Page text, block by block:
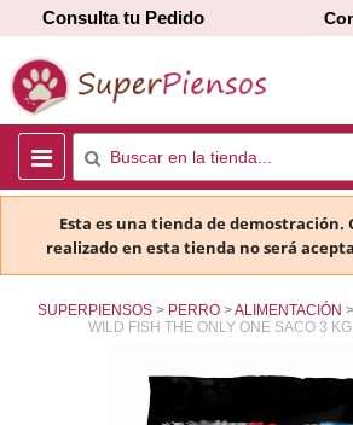
Consulta tu Pedido
Esta es una tienda de demostración.
realizado en esta tienda no será
SUPERPIENSOS PERRO ALIMENTACIÓN
WILD FISH THE ONLY ONE SACO 3